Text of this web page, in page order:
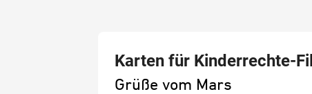
Karten für Kinderrechte-
Grüße vom Mars